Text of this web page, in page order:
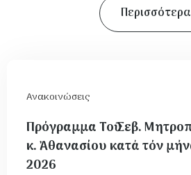
Περισσότερα
Ανακοινώσεις
Πρόγραμμα Τοῦ Σεβ.
κ. Ἀθανασίου κατά τόν
2026